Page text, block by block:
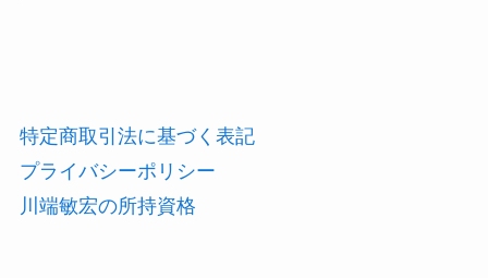
特定商取引法に基づく表記
プライバシーポリシー
川端敏宏の所持資格